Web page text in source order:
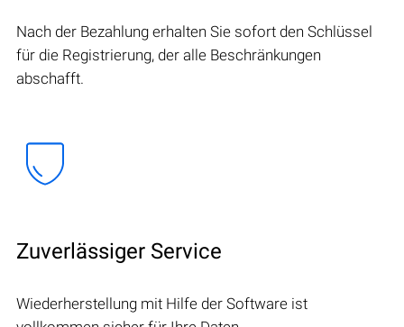
Nach der Bezahlung erhalten Sie sofort den Schlüssel
für die Registrierung, der alle Beschränkungen
abschafft.
Zuverlässiger Service
Wiederherstellung mit Hilfe der Software ist